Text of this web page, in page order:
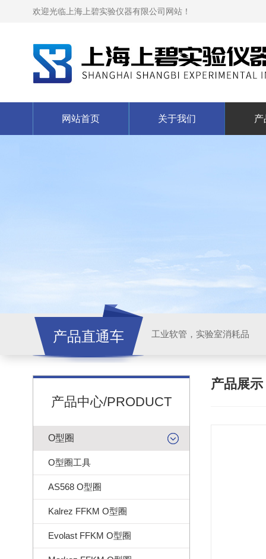
欢迎光临上海上碧实验仪器有限公司网站！
网站首页 关于我们 产
产品直通车 工业软管，实验室消耗品
产品中心/PRODUCT
O型圈
O型圈工具
AS568 O型圈
Kalrez FFKM O型圈
Evolast FFKM O型圈
产品展示